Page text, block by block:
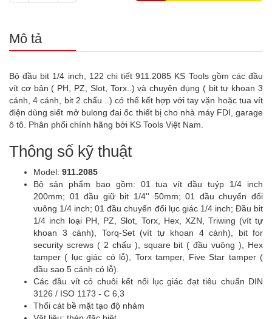
Mô tả
Bộ đầu bit 1/4 inch, 122 chi tiết 911.2085 KS Tools gồm các đầu
vít cơ bản ( PH, PZ, Slot, Torx..) và chuyên dụng ( bit tự khoan 3
cánh, 4 cánh, bit 2 chấu ..) có thể kết hợp với tay vặn hoặc tua vít
điện dùng siết mở bulong đai ốc thiết bị cho nhà máy FDI, garage
ô tô. Phân phối chính hãng bởi KS Tools Việt Nam.
Thông số kỹ thuật
Model: 911.2085
Bộ sản phẩm bao gồm: 01 tua vít đầu tuýp 1/4 inch
200mm; 01 đầu giữ bit 1/4'' 50mm; 01 đầu chuyển đổi
vuông 1/4 inch; 01 đầu chuyển đổi lục giác 1/4 inch; Đầu bit
1/4 inch loại PH, PZ, Slot, Torx, Hex, XZN, Triwing (vít tự
khoan 3 cánh), Torq-Set (vít tự khoan 4 cánh), bit for
security screws ( 2 chấu ), square bit ( đầu vuông ), Hex
tamper ( lục giác có lỗ), Torx tamper, Five Star tamper (
đầu sao 5 cánh có lỗ).
Các đầu vít có chuôi kết nối lục giác đạt tiêu chuẩn DIN
3126 / ISO 1173 - C 6,3
Thổi cát bề mặt tạo độ nhám